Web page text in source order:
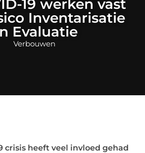
19 werken vast
Inventarisatie
Evaluatie
Verbouwen
crisis heeft veel invloed gehad